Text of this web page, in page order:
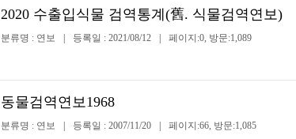
2020 수출입식물 검역통계(舊. 식물검역연보)
분류명 : 연보 등록일 : 2021/08/12 페이지:0, 방문:1,089
동물검역연보1968
분류명 : 연보 등록일 : 2007/11/20 페이지:66, 방문:1,085